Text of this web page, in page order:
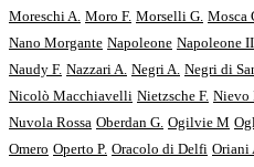
Moreschi A. Moro F. Morselli G. Mosca
Nano Morgante Napoleone Napoleone II
Naudy F. Nazzari A. Negri A. Negri di
Nicolò Macchiavelli Nietzsche F. Nievo
Nuvola Rossa Oberdan G. Ogilvie M
Omero Operto P. Oracolo di Delfi Oriani